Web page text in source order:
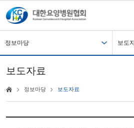
정보마당 보도
보도자료
정보마당 보도자료